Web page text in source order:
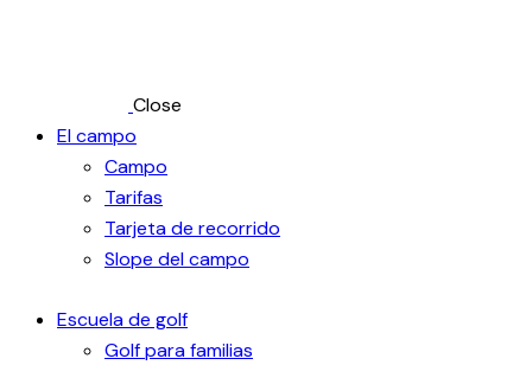
Close
El campo
Campo
Tarifas
Tarjeta de recorrido
Slope del campo
Escuela de golf
Golf para familias